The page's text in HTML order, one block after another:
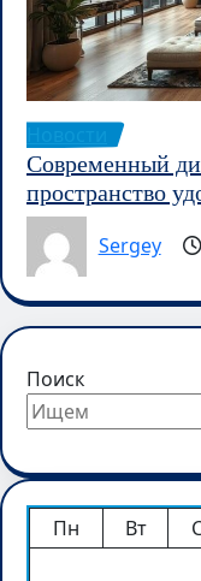
Современный
пространство
Sergey
Поиск
Пн Вт